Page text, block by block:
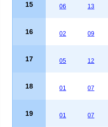
15 06 13
16 02 09
17 05 12
18 01 07
19 01 07